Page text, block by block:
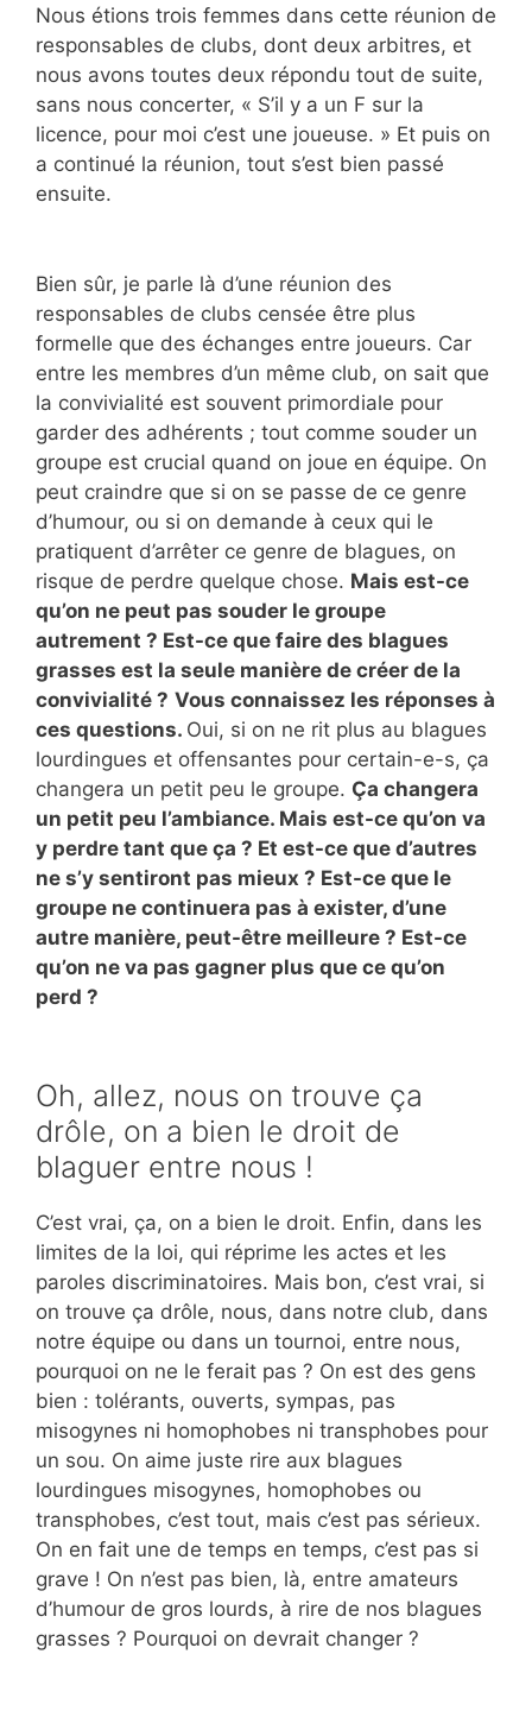
Nous étions trois femmes dans cette réunion de
responsables de clubs, dont deux arbitres, et
nous avons toutes deux répondu tout de suite,
sans nous concerter, « S’il y a un F sur la
licence, pour moi c’est une joueuse. » Et puis on
a continué la réunion, tout s’est bien passé
ensuite.
Bien sûr, je parle là d’une réunion des
responsables de clubs censée être plus
formelle que des échanges entre joueurs. Car
entre les membres d’un même club, on sait que
la convivialité est souvent primordiale pour
garder des adhérents ; tout comme souder un
groupe est crucial quand on joue en équipe. On
peut craindre que si on se passe de ce genre
d’humour, ou si on demande à ceux qui le
pratiquent d’arrêter ce genre de blagues, on
risque de perdre quelque chose. Mais est-ce
qu’on ne peut pas souder le groupe
autrement ? Est-ce que faire des blagues
grasses est la seule manière de créer de la
convivialité ? Vous connaissez les réponses à
ces questions. Oui, si on ne rit plus au blagues
lourdingues et offensantes pour certain-e-s, ça
changera un petit peu le groupe. Ça changera
un petit peu l’ambiance. Mais est-ce qu’on va
y perdre tant que ça ? Et est-ce que d’autres
ne s’y sentiront pas mieux ? Est-ce que le
groupe ne continuera pas à exister, d’une
autre manière, peut-être meilleure ? Est-ce
qu’on ne va pas gagner plus que ce qu’on
perd ?
Oh, allez, nous on trouve ça
drôle, on a bien le droit de
blaguer entre nous !
C’est vrai, ça, on a bien le droit. Enfin, dans les
limites de la loi, qui réprime les actes et les
paroles discriminatoires. Mais bon, c’est vrai, si
on trouve ça drôle, nous, dans notre club, dans
notre équipe ou dans un tournoi, entre nous,
pourquoi on ne le ferait pas ? On est des gens
bien : tolérants, ouverts, sympas, pas
misogynes ni homophobes ni transphobes pour
un sou. On aime juste rire aux blagues
lourdingues misogynes, homophobes ou
transphobes, c’est tout, mais c’est pas sérieux.
On en fait une de temps en temps, c’est pas si
grave ! On n’est pas bien, là, entre amateurs
d’humour de gros lourds, à rire de nos blagues
grasses ? Pourquoi on devrait changer ?